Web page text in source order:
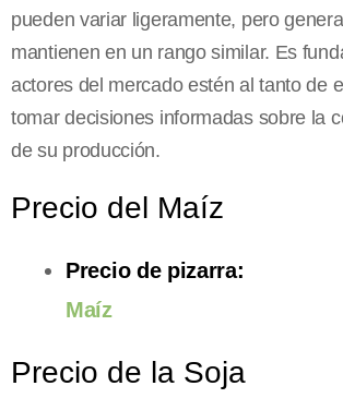
pueden variar ligeramente, pero
mantienen en un rango similar. Es
actores del mercado estén al tanto de
tomar decisiones informadas sobre la
de su producción.
Precio del Maíz
Precio de pizarra:
Maíz
Precio de la Soja